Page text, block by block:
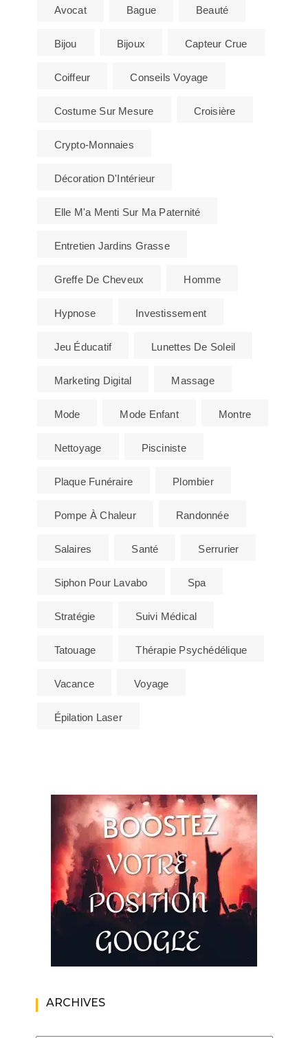
Avocat Bague Beauté
Bijou Bijoux Capteur Crue
Coiffeur Conseils Voyage
Costume Sur Mesure Croisière
Crypto-Monnaies
Décoration D'Intérieur
Elle M'a Menti Sur Ma Paternité
Entretien Jardins Grasse
Greffe De Cheveux Homme
Hypnose Investissement
Jeu Éducatif Lunettes De Soleil
Marketing Digital Massage
Mode Mode Enfant Montre
Nettoyage Pisciniste
Plaque Funéraire Plombier
Pompe À Chaleur Randonnée
Salaires Santé Serrurier
Siphon Pour Lavabo Spa
Stratégie Suivi Médical
Tatouage Thérapie Psychédélique
Vacance Voyage
Épilation Laser
ARCHIVES